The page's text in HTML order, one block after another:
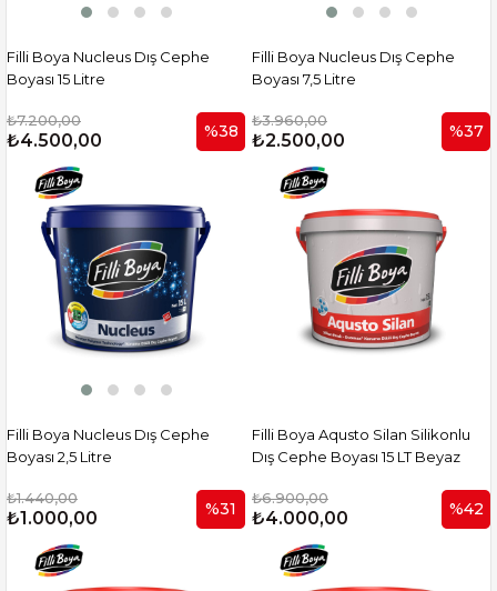
Filli Boya Nucleus Dış Cephe
Boyası 15 Litre
₺7.200,00
₺4.500,00 %38
Filli Boya Nucleus Dış Cephe
Boyası 7,5 Litre
₺3.960,00
₺2.500,00 %37
Filli Boya Nucleus Dış Cephe
Boyası 2,5 Litre
₺1.440,00
₺1.000,00 %31
Filli Boya Aqusto Silan Silikonlu
Dış Cephe Boyası 15 LT Beyaz
₺6.900,00
₺4.000,00 %42